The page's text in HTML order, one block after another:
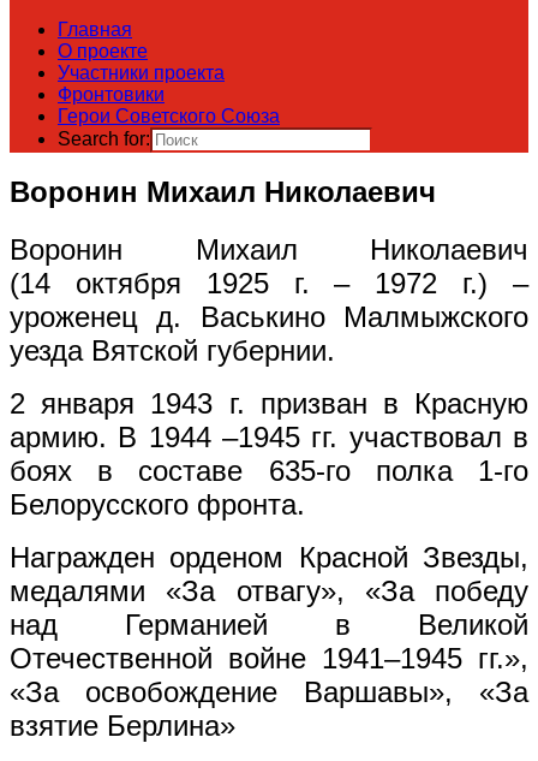
Главная
О проекте
Участники проекта
Фронтовики
Герои Советского Союза
Search for:
Воронин Михаил Николаевич
Воронин Михаил Николаевич
(14 октября 1925 г. – 1972 г.) –
уроженец д. Васькино Малмыжского
уезда Вятской губернии.
2 января 1943 г. призван в Красную
армию. В 1944 –1945 гг. участвовал в
боях в составе 635-го полка 1-го
Белорусского фронта.
Награжден орденом Красной Звезды,
медалями «За отвагу», «За победу
над Германией в Великой
Отечественной войне 1941–1945 гг.»,
«За освобождение Варшавы», «За
взятие Берлина»